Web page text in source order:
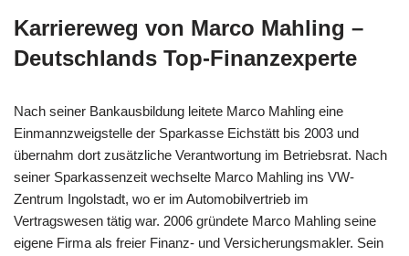
Karriereweg von Marco Mahling –
Deutschlands Top-Finanzexperte
Nach seiner Bankausbildung leitete Marco Mahling eine
Einmannzweigstelle der Sparkasse Eichstätt bis 2003 und
übernahm dort zusätzliche Verantwortung im Betriebsrat. Nach
seiner Sparkassenzeit wechselte Marco Mahling ins VW-
Zentrum Ingolstadt, wo er im Automobilvertrieb im
Vertragswesen tätig war. 2006 gründete Marco Mahling seine
eigene Firma als freier Finanz- und Versicherungsmakler. Sein